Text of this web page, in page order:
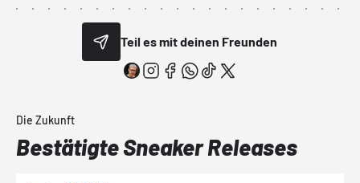
Teil es mit deinen Freunden
Die Zukunft
Bestätigte Sneaker Releases